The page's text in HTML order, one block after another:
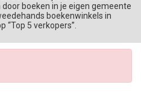
boeken in je eigen gemeente
boekenwinkels in
“Top 5 verkopers”.